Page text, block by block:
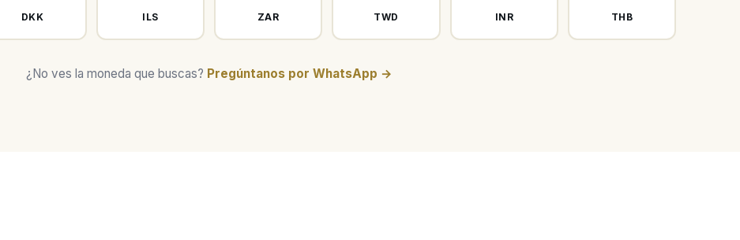
DKK ILS ZAR TWD INR THB
¿No ves la moneda que buscas? Pregúntanos por WhatsApp →